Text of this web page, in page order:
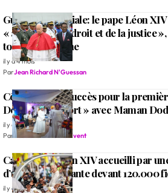
Guinée équatoriale: le pape Léon
« au service du droit et de la justice
tournée africaine
il y a 4 mois
ParJean Richard N'Guessan
Côte d’Ivoire : succès pour la
De la vie à la mort » avec Maman
il y a 4 mois
Par Rédaction Alleluia Event
Cameroun: Léon XIV accueilli par
d’une messe géante devant 120.000
il y a 4 mois